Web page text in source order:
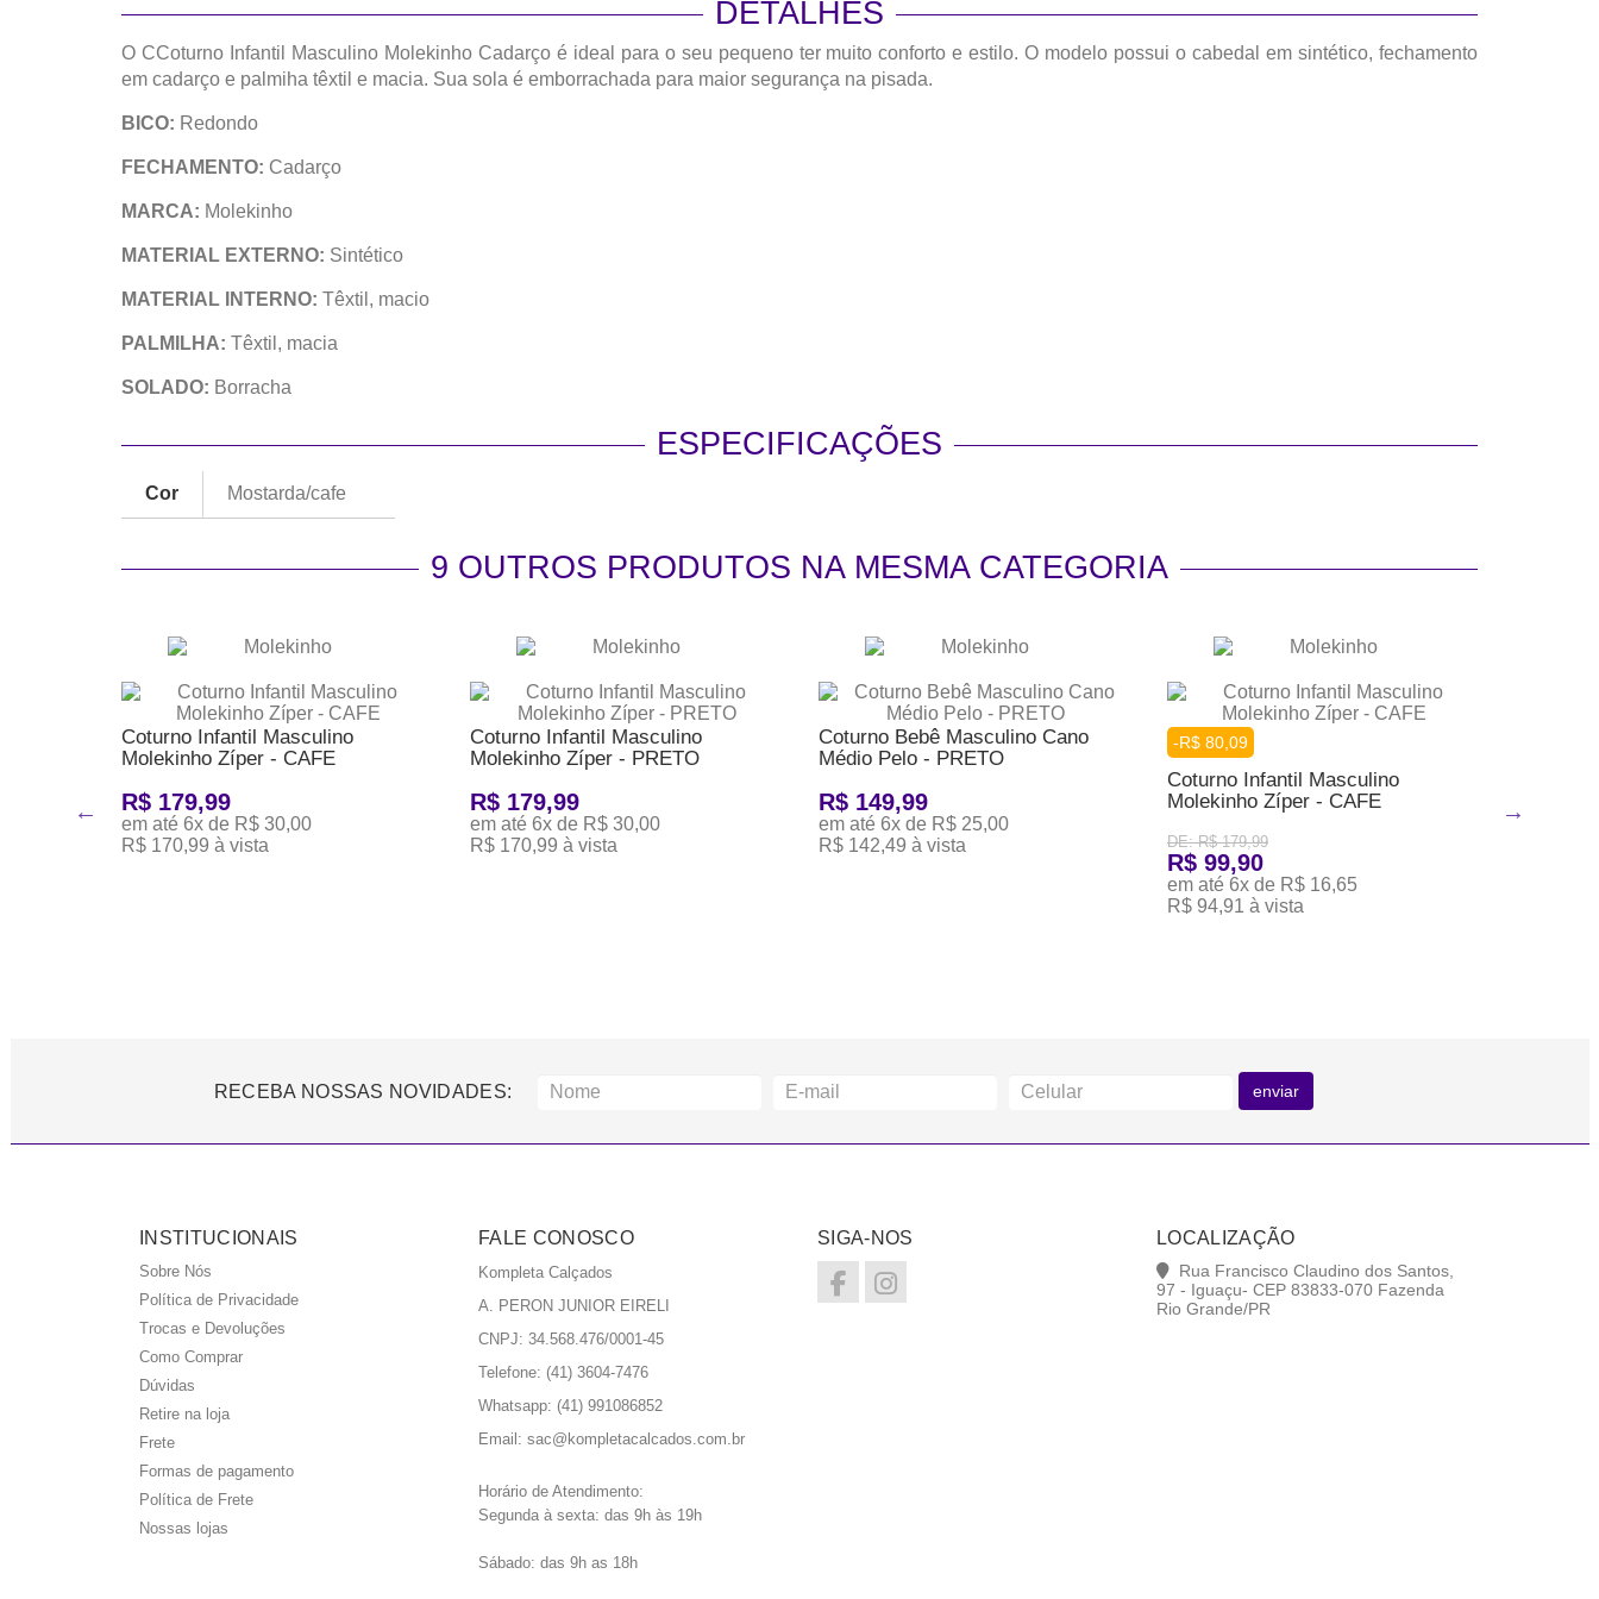
DETALHES
O CCoturno Infantil Masculino Molekinho Cadarço é ideal para o seu pequeno ter muito conforto e estilo. O modelo possui o cabedal em sintético, fechamento
em cadarço e palmiha têxtil e macia. Sua sola é emborrachada para maior segurança na pisada.
BICO: Redondo
FECHAMENTO: Cadarço
MARCA: Molekinho
MATERIAL EXTERNO: Sintético
MATERIAL INTERNO: Têxtil, macio
PALMILHA: Têxtil, macia
SOLADO: Borracha
ESPECIFICAÇÕES
Cor Mostarda/cafe
9 OUTROS PRODUTOS NA MESMA CATEGORIA
Coturno Infantil Masculino
Molekinho Zíper - CAFE
R$ 179,99
em até 6x de R$ 30,00
R$ 170,99 à vista
Coturno Infantil Masculino
Molekinho Zíper - PRETO
R$ 179,99
em até 6x de R$ 30,00
R$ 170,99 à vista
Coturno Bebê Masculino Cano
Médio Pelo - PRETO
R$ 149,99
em até 6x de R$ 25,00
R$ 142,49 à vista
-R$ 80,09
Coturno Infantil Masculino
Molekinho Zíper - CAFE
DE: R$ 179,99
R$ 99,90
em até 6x de R$ 16,65
R$ 94,91 à vista
em até
RECEBA NOSSAS NOVIDADES: enviar
INSTITUCIONAIS
Sobre Nós
Política de Privacidade
Trocas e Devoluções
Como Comprar
Dúvidas
Retire na loja
Frete
Formas de pagamento
Política de Frete
Nossas lojas
FALE CONOSCO
Kompleta Calçados
A. PERON JUNIOR EIRELI
CNPJ: 34.568.476/0001-45
Telefone: (41) 3604-7476
Whatsapp: (41) 991086852
Email: sac@kompletacalcados.com.br
Horário de Atendimento:
Segunda à sexta: das 9h às 19h
Sábado: das 9h as 18h
SIGA-NOS LOCALIZAÇÃO
Rua Francisco Claudino dos Santos,
97 - Iguaçu- CEP 83833-070 Fazenda
Rio Grande/PR